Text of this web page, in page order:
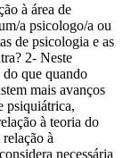
à área de
a psicologo/a ou
de psicologia e as
2- Neste
do que quando
mais avanços
psiquiátrica,
à teoria do
à
necessária